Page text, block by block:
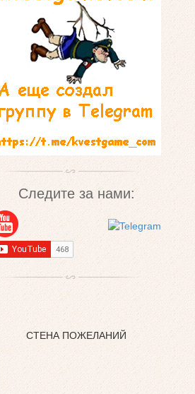
Следите за нами:
СТЕНА ПОЖЕЛАНИЙ